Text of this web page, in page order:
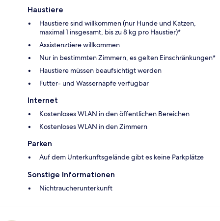
Haustiere
Haustiere sind willkommen (nur Hunde und Katzen,
maximal 1 insgesamt, bis zu 8 kg pro Haustier)*
Assistenztiere willkommen
Nur in bestimmten Zimmern, es gelten Einschränkungen*
Haustiere müssen beaufsichtigt werden
Futter- und Wassernäpfe verfügbar
Internet
Kostenloses WLAN in den öffentlichen Bereichen
Kostenloses WLAN in den Zimmern
Parken
Auf dem Unterkunftsgelände gibt es keine Parkplätze
Sonstige Informationen
Nichtraucherunterkunft